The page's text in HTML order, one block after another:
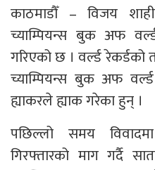
काठमाडौँ – विजय
च्याम्पियन्स बुक अफ
गरिएको छ । वर्ल्ड
च्याम्पियन्स बुक अफ
ह्याकरले ह्याक गरेका हुन् ।
पछिल्लो समय
गिरफ्तारको माग गर्दै